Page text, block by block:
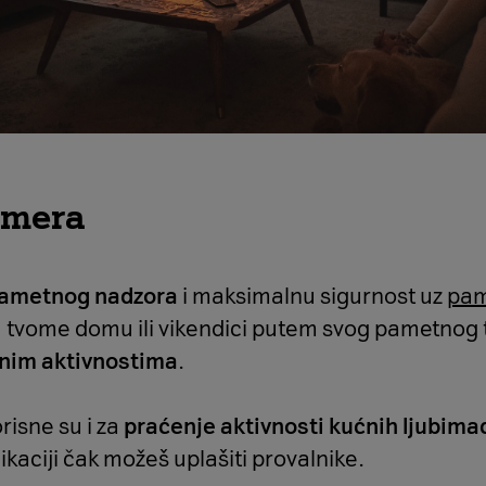
nadzora i maksimalnu sigurnost uz
tvome domu ili vikendici putem svog
aktivnostima.
su i za praćenje aktivnosti kućnih
čak možeš uplašiti provalnike.